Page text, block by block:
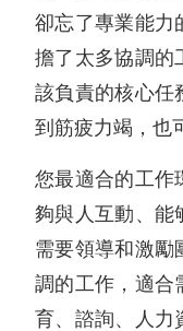
卻忘了專業能力
擔了太多協調的
該負責的核心任
到筋疲力竭，也
您最適合的工作
夠與人互動、能
需要領導和激勵
調的工作，適合
育、諮詢、人力